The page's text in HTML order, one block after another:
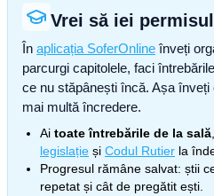
Vrei să iei
În aplicația SoferOnline înveți
parcurgi capitolele, faci
ce nu stăpânești încă. Așa
mai multă încredere.
Ai toate întrebările de la sală
legislație și Codul Rutier la
Progresul rămâne salvat: știi
repetat și cât de pregătit ești.